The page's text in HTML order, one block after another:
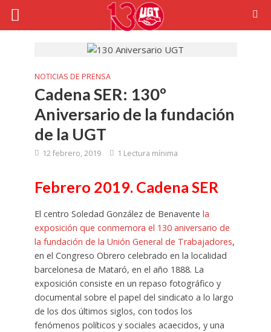
NOTICIAS DE PRENSA
Cadena SER: 130º
Aniversario de la fundación
de la UGT
12 febrero, 2019 1 Lectura mínima
Febrero 2019. Cadena SER
El centro Soledad González de Benavente la
exposición que conmemora el 130 aniversario de
la fundación de la Unión General de Trabajadores,
en el Congreso Obrero celebrado en la localidad
barcelonesa de Mataró, en el año 1888. La
exposición consiste en un repaso fotográfico y
documental sobre el papel del sindicato a lo largo
de los dos últimos siglos, con todos los
fenómenos políticos y sociales acaecidos, y una